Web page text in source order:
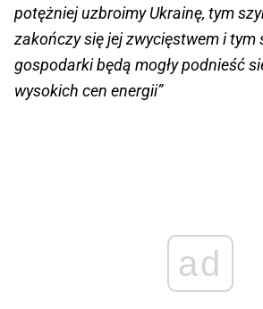
potężniej uzbroimy Ukrainę, tym
zakończy się jej zwycięstwem i tym
gospodarki będą mogły podnieść
wysokich cen energii”
ad